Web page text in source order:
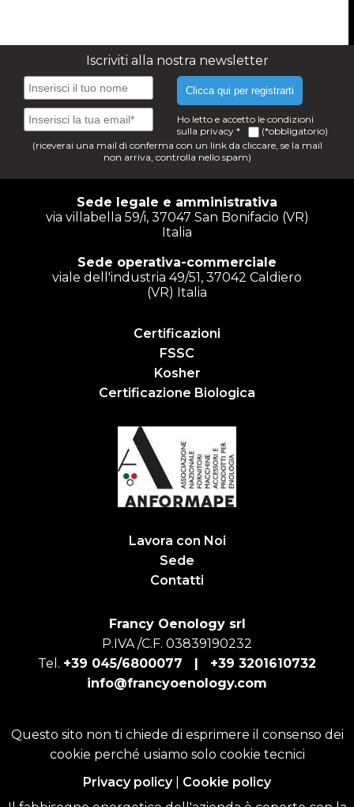
Iscriviti alla nostra newsletter
Clicca qui per registrarti
Ho letto e accetto le condizioni
sulla privacy *
(*obbligatorio)
(riceverai una mail di conferma con un link da cliccare, se la mail
non arriva, controlla nello spam)
Sede legale e amministrativa
via villabella 59/i, 37047 San Bonifacio (VR)
Italia
Sede operativa-commerciale
viale dell'industria 49/51, 37042 Caldiero
(VR) Italia
Certificazioni
FSSC
Kosher
Certificazione Biologica
Lavora con Noi
Sede
Contatti
Francy Oenology srl
P.IVA /C.F. 03839190232
Tel. +39 045/6800077 | +39 3201610732
info@francyoenology.com
Questo sito non ti chiede di esprimere il consenso dei
cookie perché usiamo solo cookie tecnici
Privacy policy| Cookie policy